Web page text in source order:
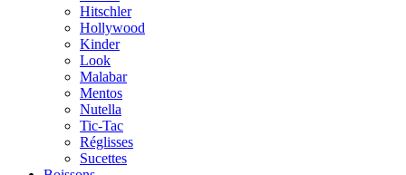
Hitschler
Hollywood
Kinder
Look
Malabar
Mentos
Nutella
Tic-Tac
Réglisses
Sucettes